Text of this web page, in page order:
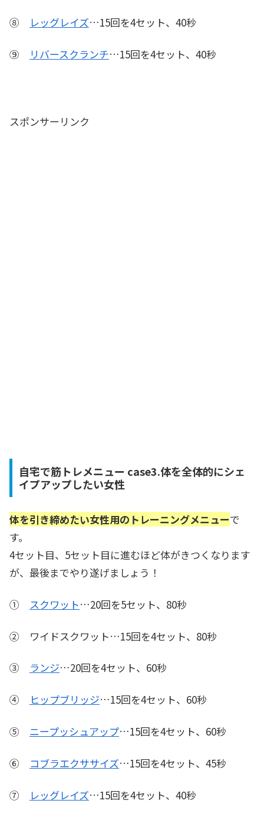
⑧ レッグレイズ…15回を4セット、40秒
⑨ リバースクランチ…15回を4セット、40秒
スポンサーリンク
自宅で筋トレメニュー case3.体を全体的にシェ
イプアップしたい女性
体を引き締めたい女性用のトレーニングメニューで
す。
4セット目、5セット目に進むほど体がきつくなります
が、最後までやり遂げましょう！
① スクワット…20回を5セット、80秒
② ワイドスクワット…15回を4セット、80秒
③ ランジ…20回を4セット、60秒
④ ヒップブリッジ…15回を4セット、60秒
⑤ ニープッシュアップ…15回を4セット、60秒
⑥ コブラエクササイズ…15回を4セット、45秒
⑦ レッグレイズ…15回を4セット、40秒